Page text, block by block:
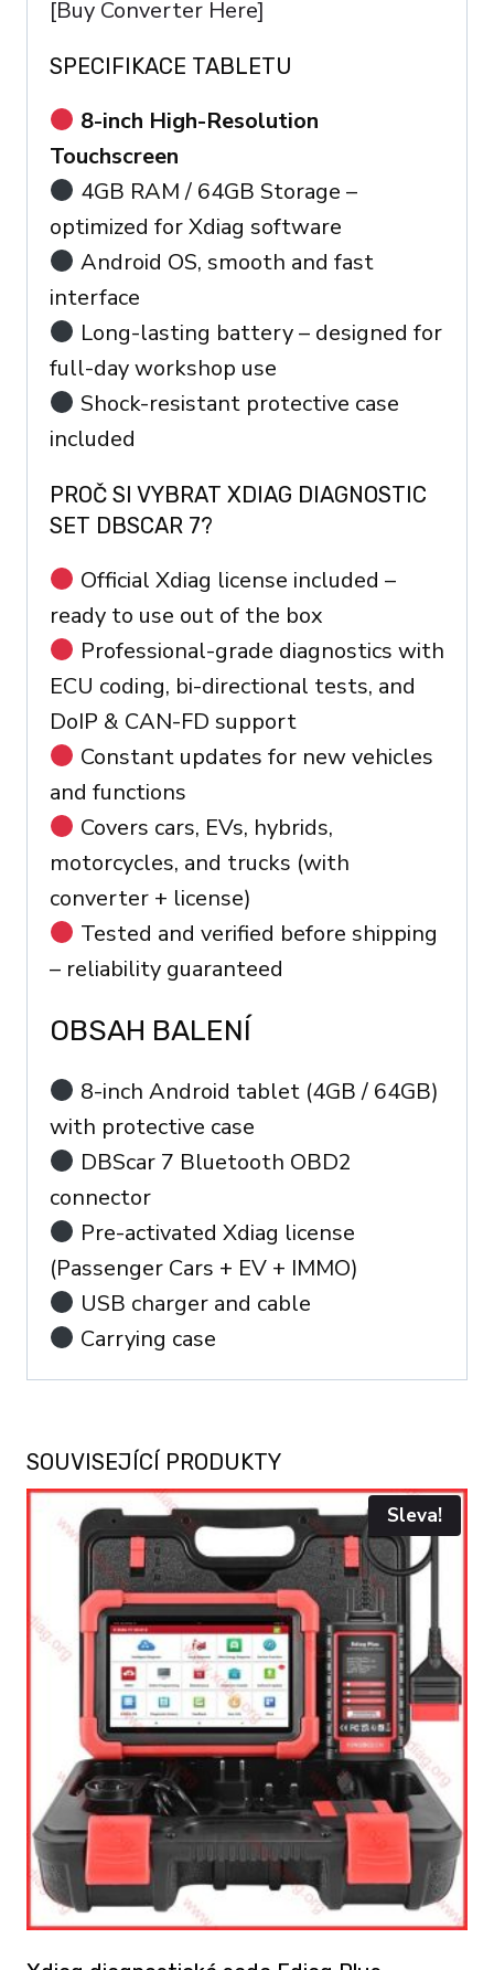
[Buy Converter Here]
SPECIFIKACE TABLETU
8-inch High-Resolution
Touchscreen
4GB RAM / 64GB Storage –
optimized for Xdiag software
Android OS, smooth and fast
interface
Long-lasting battery – designed for
full-day workshop use
Shock-resistant protective case
included
PROČ SI VYBRAT XDIAG DIAGNOSTIC
SET DBSCAR 7?
Official Xdiag license included –
ready to use out of the box
Professional-grade diagnostics with
ECU coding, bi-directional tests, and
DoIP & CAN-FD support
Constant updates for new vehicles
and functions
Covers cars, EVs, hybrids,
motorcycles, and trucks (with
converter + license)
Tested and verified before shipping
– reliability guaranteed
OBSAH BALENÍ
8-inch Android tablet (4GB / 64GB)
with protective case
DBScar 7 Bluetooth OBD2
connector
Pre-activated Xdiag license
(Passenger Cars + EV + IMMO)
USB charger and cable
Carrying case
SOUVISEJÍCÍ PRODUKTY
Sleva!